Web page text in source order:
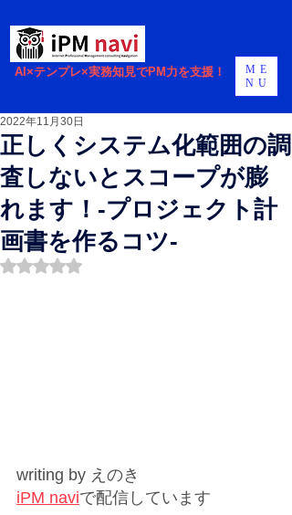
AI×テンプレ×実務知見でPM力を支援！
ME
NU
正しくシステム化範囲の調
査しないとスコープが膨
れます！-プロジェクト計
画書を作るコツ-
2022年11月30日
5つ星のうちNaNと評価されています。
writing by えのき
iPM naviで配信しています